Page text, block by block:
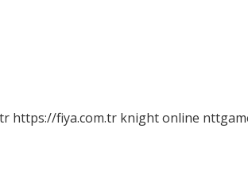
https://fiya.com.tr knight online